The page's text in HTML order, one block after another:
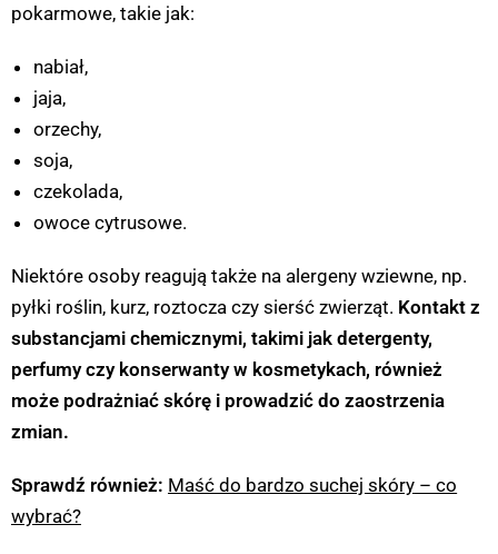
pokarmowe, takie jak:
nabiał,
jaja,
orzechy,
soja,
czekolada,
owoce cytrusowe.
Niektóre osoby reagują także na alergeny wziewne, np.
pyłki roślin, kurz, roztocza czy sierść zwierząt. Kontakt z
substancjami chemicznymi, takimi jak detergenty,
perfumy czy konserwanty w kosmetykach, również
może podrażniać skórę i prowadzić do zaostrzenia
zmian.
Sprawdź również: Maść do bardzo suchej skóry – co
wybrać?